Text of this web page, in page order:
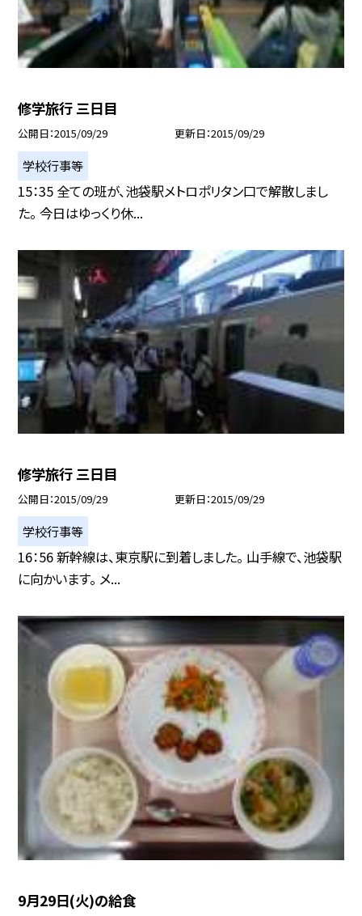
修学旅行 三日目
公開日 2015/09/29 更新日 2015/09/29
学校行事等
15：35 全ての班が、池袋駅メトロポリタン口で解散しまし
た。 今日はゆっくり休...
修学旅行 三日目
公開日 2015/09/29 更新日 2015/09/29
学校行事等
16：56 新幹線は、東京駅に到着しました。 山手線で、池袋駅
に向かいます。 メ...
9月29日(火)の給食